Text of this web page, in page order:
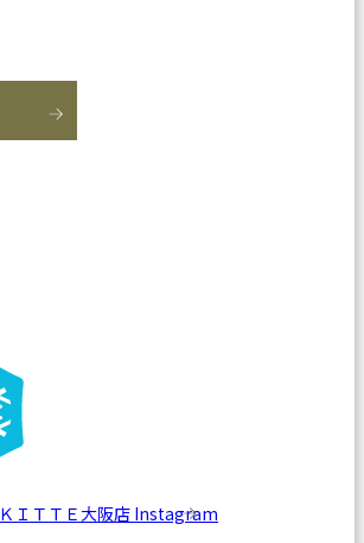
ＫＩＴＴＥ大阪店 Instagram